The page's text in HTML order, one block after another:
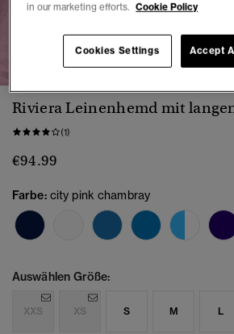
1 2 3 4
Riviera Leinenhemd mit
(1)
€94.99
Farbe: city pink chambray
Auswählen Größe:
XXS XS S M L
in our marketing efforts. Cookie Policy
Accept
Cookies Settings